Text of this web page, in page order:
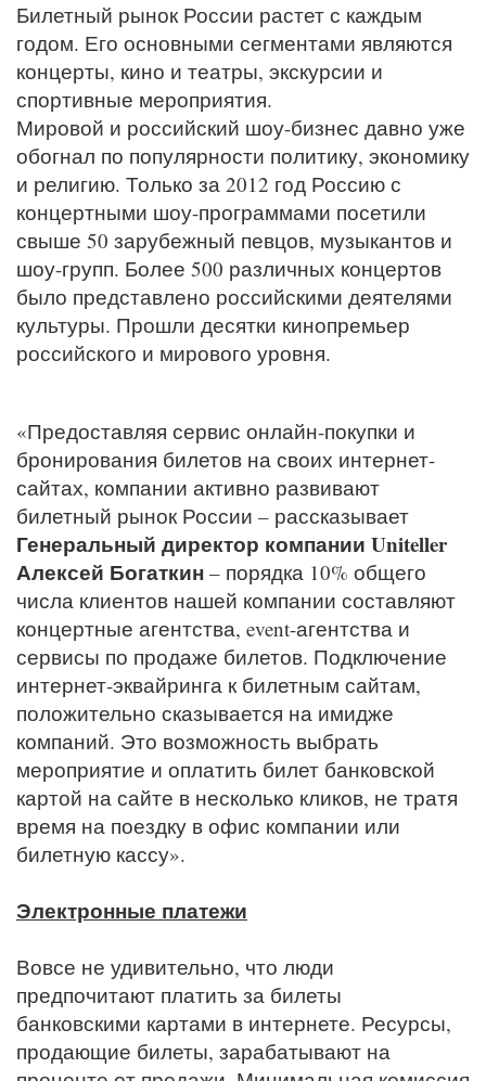
Билетный рынок России растет с каждым
годом. Его основными сегментами являются
концерты, кино и театры, экскурсии и
спортивные мероприятия.
Мировой и российский шоу-бизнес давно уже
обогнал по популярности политику, экономику
и религию. Только за 2012 год Россию с
концертными шоу-программами посетили
свыше 50 зарубежный певцов, музыкантов и
шоу-групп. Более 500 различных концертов
было представлено российскими деятелями
культуры. Прошли десятки кинопремьер
российского и мирового уровня.
«Предоставляя сервис онлайн-покупки и
бронирования билетов на своих интернет-
сайтах, компании активно развивают
билетный рынок России – рассказывает
Генеральный директор компании Uniteller
Алексей Богаткин – порядка 10% общего
числа клиентов нашей компании составляют
концертные агентства, event-агентства и
сервисы по продаже билетов. Подключение
интернет-эквайринга к билетным сайтам,
положительно сказывается на имидже
компаний. Это возможность выбрать
мероприятие и оплатить билет банковской
картой на сайте в несколько кликов, не тратя
время на поездку в офис компании или
билетную кассу».
Электронные платежи
Вовсе не удивительно, что люди
предпочитают платить за билеты
банковскими картами в интернете. Ресурсы,
продающие билеты, зарабатывают на